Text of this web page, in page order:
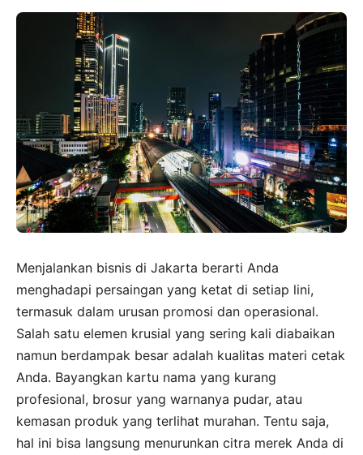
Menjalankan bisnis di Jakarta berarti Anda
menghadapi persaingan yang ketat di setiap lini,
termasuk dalam urusan promosi dan operasional.
Salah satu elemen krusial yang sering kali diabaikan
namun berdampak besar adalah kualitas materi cetak
Anda. Bayangkan kartu nama yang kurang
profesional, brosur yang warnanya pudar, atau
kemasan produk yang terlihat murahan. Tentu saja,
hal ini bisa langsung menurunkan citra merek Anda di